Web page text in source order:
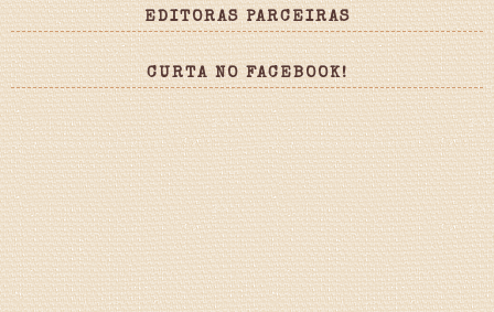
EDITORAS PARCEIRAS
CURTA NO FACEBOOK!